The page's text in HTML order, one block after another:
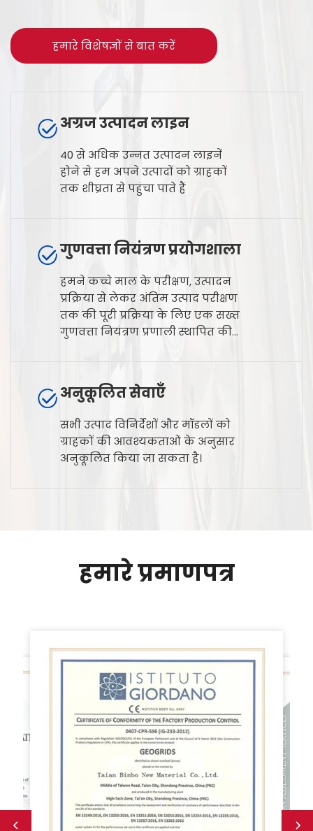
हमारे विशेषज्ञों से बात करें
अग्रज उत्पादन लाइन
40 से अधिक उन्नत उत्पादन लाइनें
होने से हम अपने उत्पादों को ग्राहकों
तक शीघ्रता से पहुंचा पाते हैं
गुणवत्ता नियंत्रण प्रयोगशाला
हमने कच्चे माल के परीक्षण, उत्पादन
प्रक्रिया से लेकर अंतिम उत्पाद परीक्षण
तक की पूरी प्रक्रिया के लिए एक सख्त
गुणवत्ता नियंत्रण प्रणाली स्थापित की
अनुकूलित सेवाएँ
सभी उत्पाद विनिर्देशों और मॉडलों को
ग्राहकों की आवश्यकताओं के अनुसार
अनुकूलित किया जा सकता है।
हमारे प्रमाणपत्र